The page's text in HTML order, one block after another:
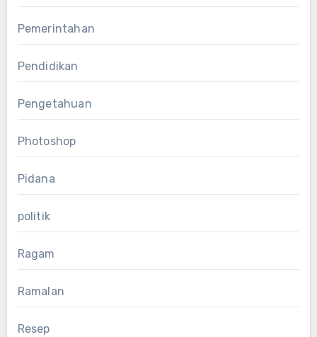
Pemerintahan
Pendidikan
Pengetahuan
Photoshop
Pidana
politik
Ragam
Ramalan
Resep